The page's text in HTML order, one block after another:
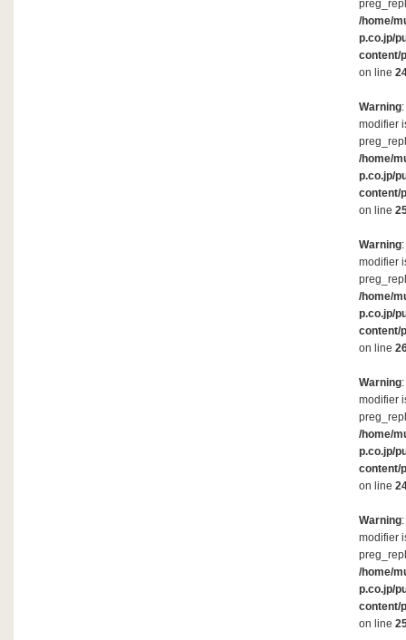
/home/
p.co.jp/
content/
on line
Warning
modifier
/home/
p.co.jp/
content/
on line
Warning
modifier
/home/
p.co.jp/
content/
on line
Warning
modifier
/home/
p.co.jp/
content/
on line
Warning
modifier
/home/
p.co.jp/
content/
on line